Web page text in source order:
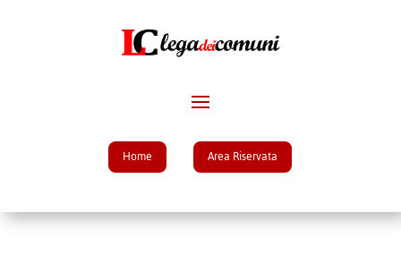
Home Area Riservata